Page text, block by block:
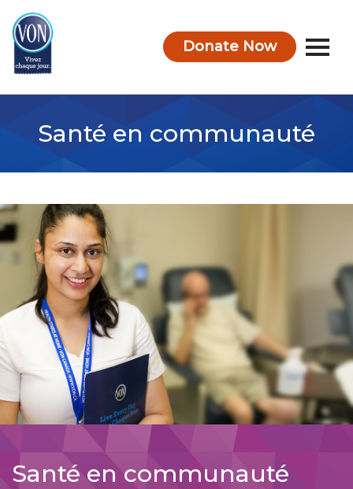
Donate Now
Santé en communauté
Santé en communauté